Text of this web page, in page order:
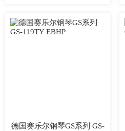
德国赛乐尔钢琴GS系列 GS-